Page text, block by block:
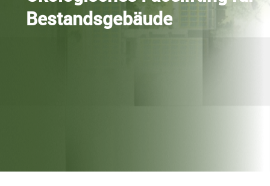
Bestandsgebäude